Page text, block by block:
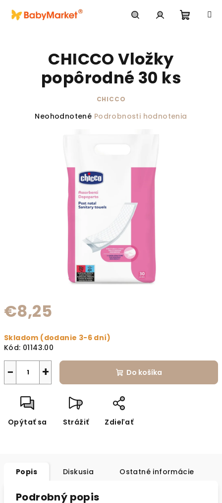
€8,25
Skladom (dodanie 3-6 dní)
Kód: 01143.00
+
− Do košíka
Opýtať sa Strážiť Zdieľať
CHICCO Vložky
popôrodné 30 ks
CHICCO
Priemerné hodnotenie produktu je 0,0 z 5
Neohodnotené Podrobnosti hodnotenia
Popis Diskusia Ostatné informácie
Podrobný popis